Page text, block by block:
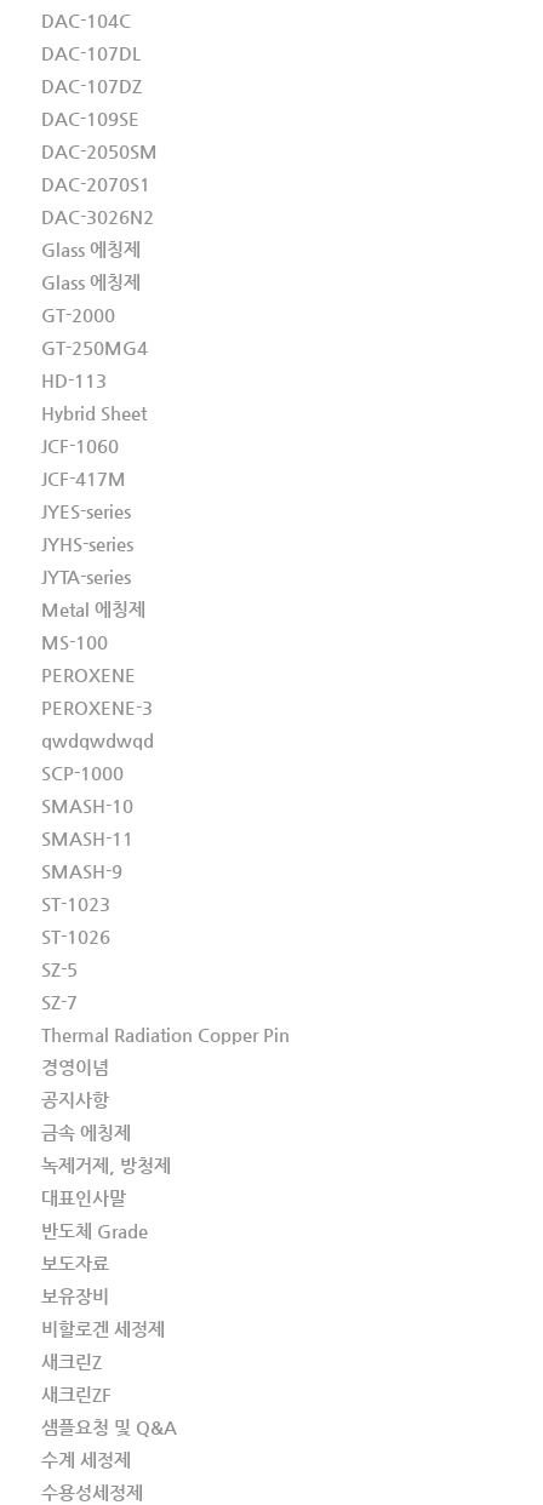
DAC-104C
DAC-107DL
DAC-107DZ
DAC-109SE
DAC-2050SM
DAC-2070S1
DAC-3026N2
Glass 에칭제
Glass 에칭제
GT-2000
GT-250MG4
HD-113
Hybrid Sheet
JCF-1060
JCF-417M
JYES-series
JYHS-series
JYTA-series
Metal 에칭제
MS-100
PEROXENE
PEROXENE-3
qwdqwdwqd
SCP-1000
SMASH-10
SMASH-11
SMASH-9
ST-1023
ST-1026
SZ-5
SZ-7
Thermal Radiation Copper Pin
경영이념
공지사항
금속 에칭제
녹제거제, 방청제
대표인사말
반도체 Grade
보도자료
보유장비
비할로겐 세정제
새크린Z
새크린ZF
샘플요청 및 Q&A
수계 세정제
수용성세정제